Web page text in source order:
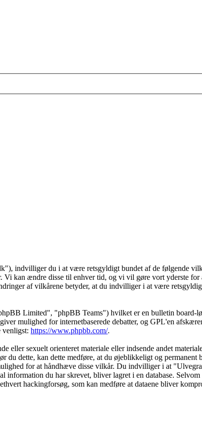
indvilliger du i at være retsgyldigt bundet af de følgende
kan ændre disse til enhver tid, og vi vil gøre vort yderste
af vilkårene betyder, at du indvilliger i at være
Limited", "phpBB Teams") hvilket er en bulletin board-
mulighed for internetbaserede debatter, og GPL'en
https://www.phpbb.com/.
sexuelt orienteret materiale eller indsende andet
dette, kan dette medføre, at du øjeblikkeligt og permanent
for at håndhæve disse vilkår. Du indvilliger i at
du har skrevet, bliver lagret i en database.
hackingforsøg, som kan medføre at dataene bliver